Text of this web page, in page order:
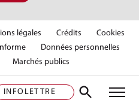
INFOLETTRE
légales Crédits
Cookies
Données personnelles
Marchés publics